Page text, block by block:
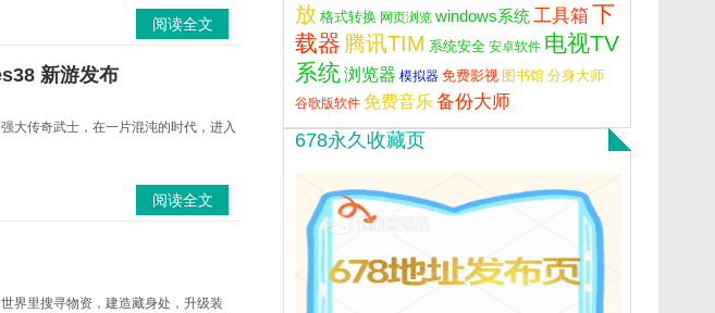
阅读全文
新游发布
大传奇武士，在一片混沌的时代，进入
阅读全文
界里搜寻物资，建造藏身处，升级装
放 格式转换 网页浏览 windows系统工具箱 下
载器 腾讯TIM 系统安全 安卓软件 电视TV
系统浏览器 模拟器 免费影视 图书馆 分身大师
谷歌版软件 免费音乐备份大师
678永久收藏页